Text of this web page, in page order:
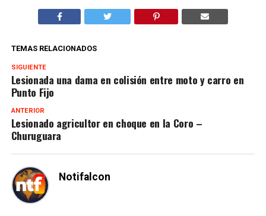
TEMAS RELACIONADOS
SIGUIENTE
Lesionada una dama en colisión entre moto y carro en
Punto Fijo
ANTERIOR
Lesionado agricultor en choque en la Coro –
Churuguara
Notifalcon